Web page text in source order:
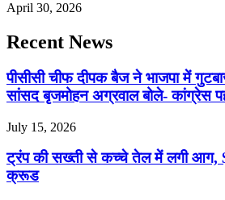
April 30, 2026
Recent News
पीसीसी चीफ दीपक बैज ने भाजपा में
सांसद बृजमोहन अग्रवाल बोले- कांग्रेस
July 15, 2026
ट्रंप की सख्ती से कच्चे तेल में लगी आग,
क्रूड